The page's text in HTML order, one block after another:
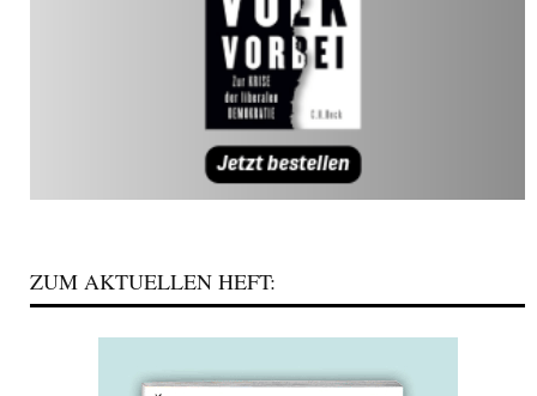
ZUM AKTUELLEN HEFT: